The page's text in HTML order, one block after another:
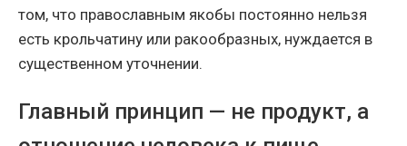
том, что православным якобы постоянно нельзя
есть крольчатину или ракообразных, нуждается в
существенном уточнении.
Главный принцип — не продукт, а